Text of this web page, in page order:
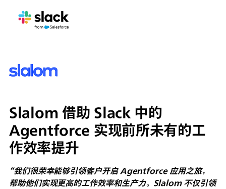
Slalom 借助 Slack 中的
Agentforce 实现前所未有的工
作效率提升
“我们很荣幸能够引领客户开启 Agentforce 应用之旅，
帮助他们实现更高的工作效率和生产力。Slalom 不仅引领